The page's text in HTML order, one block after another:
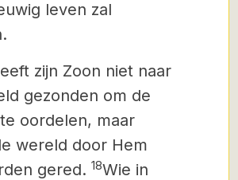
leven zal
zijn Zoon niet naar
gezonden om de
oordelen, maar
wereld door Hem
gered. 18Wie in